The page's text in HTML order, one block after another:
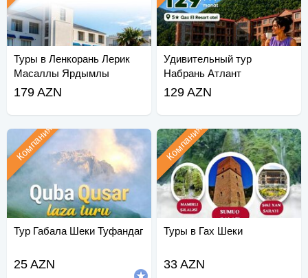
Туры в Ленкорань Лерик
Масаллы Ярдымлы
Астара
179 AZN
Удивительный тур
Набрань Атлант
129 AZN
Тур Габала Шеки Туфандаг
Компания
25 AZN
Туры в Гах Шеки
Компания
33 AZN